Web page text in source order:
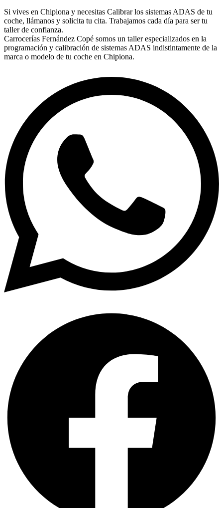
Si vives en Chipiona y necesitas Calibrar los sistemas ADAS de tu
coche, llámanos y solicita tu cita. Trabajamos cada día para ser tu
taller de confianza.
Carrocerías Fernández Copé somos un taller especializados en la
programación y calibración de sistemas ADAS indistintamente de la
marca o modelo de tu coche en Chipiona.